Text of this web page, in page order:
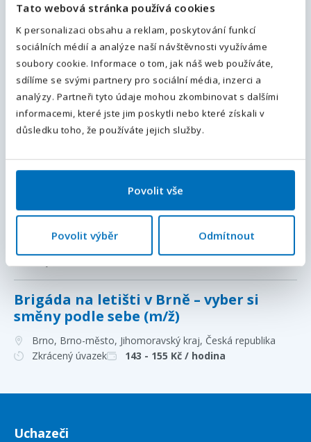
Tato webová stránka používá cookies
K personalizaci obsahu a reklam, poskytování funkcí
sociálních médií a analýze naší návštěvnosti využíváme
soubory cookie. Informace o tom, jak náš web používáte,
sdílíme se svými partnery pro sociální média, inzerci a
analýzy. Partneři tyto údaje mohou zkombinovat s dalšími
informacemi, které jste jim poskytli nebo které získali v
důsledku toho, že používáte jejich služby.
Povolit vše
Povolit výběr Odmítnout
Projektový technik (elektro / IT) m/ž
Teplice, Ústecký kraj , Česká republika
Plný úvazek
Kč / měsíc
Operátor/ka výroby | výroba
elektrodílů | Mzda až 44 000 Kč
Frenštát pod Radhoštěm, Nový Jičín, Moravskoslezský
Brigáda DPČ: balení dárků – 3 dny v
týdnu. (m/ž)
Brno, Brno-město, Jihomoravský kraj
Brigáda na letišti v Brně – vyber si
směny podle sebe (m/ž)
Brno, Brno-město, Jihomoravský kraj, Česká republika
Zkrácený úvazek
143 - 155 Kč / hodina
Váš telefon*
Předvolba
Odesláním souhlasíte sezpracováním osobních údajů.
Odeslat
Uchazeči